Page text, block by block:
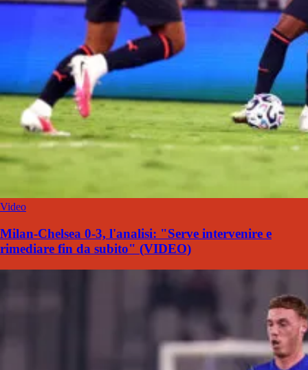
Video
Milan-Chelsea 0-3, l'analisi: "Serve intervenire e
rimediare fin da subito" (VIDEO)